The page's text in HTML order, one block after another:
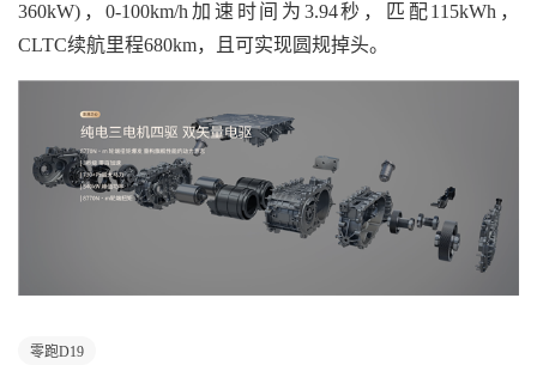
360kW)，0-100km/h加速时间为3.94秒，匹配115kWh，
CLTC续航里程680km，且可实现圆规掉头。
零跑D19